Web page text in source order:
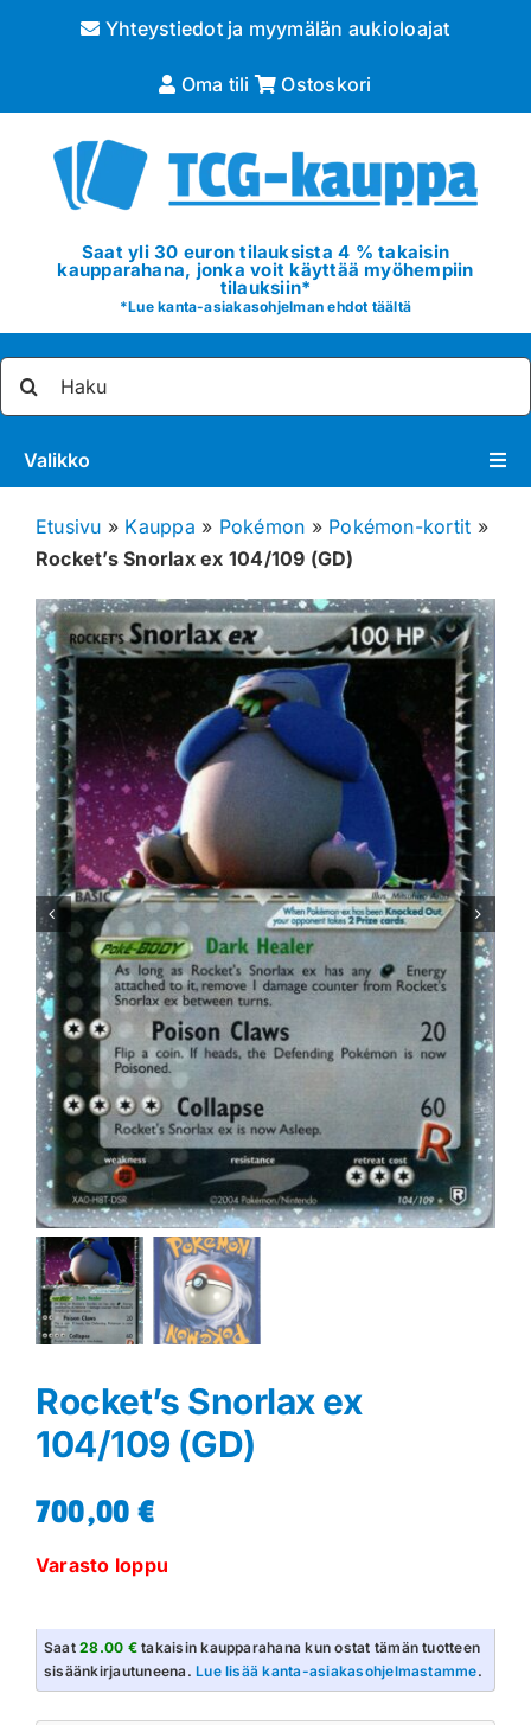
Yhteystiedot ja myymälän aukioloajat
Oma tili Ostoskori
Saat yli 30 euron tilauksista 4 % takaisin
kaupparahana, jonka voit käyttää myöhempiin
tilauksiin*
*Lue kanta-asiakasohjelman ehdot täältä
Valikko
Pokémon
Tarvikkeet
Blind Boksit
Ennakot
Greidatut kortit
Irtokortit
Rip & Ship
Greidauspalvelu
Etusivu » Kauppa » Pokémon » Pokémon-kortit »
Rocket’s Snorlax ex 104/109 (GD)
Rocket’s Snorlax ex
104/109 (GD)
700,00 €
Varasto loppu
Saat28.00 €takaisin kaupparahana kun ostat tämän tuotteen
sisäänkirjautuneena.Lue lisää kanta-asiakasohjelmastamme.